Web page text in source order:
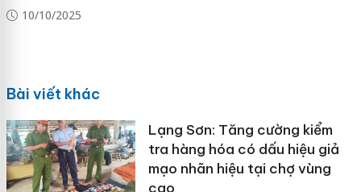
10/10/2025
Bài viết khác
Lạng Sơn: Tăng cường kiểm
tra hàng hóa có dấu hiệu giả
mạo nhãn hiệu tại chợ vùng
cao